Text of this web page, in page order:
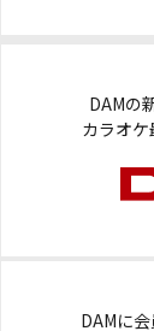
DAMの
カラオケ
DAMに